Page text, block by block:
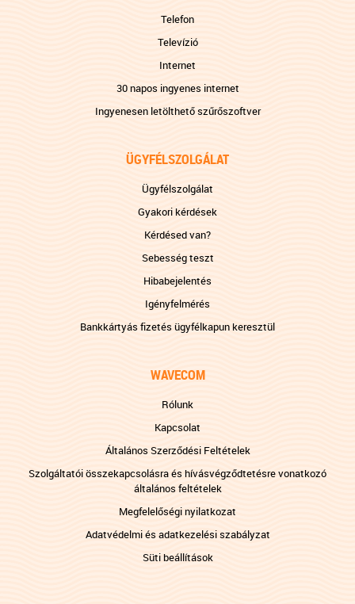
Telefon
Televízió
Internet
30 napos ingyenes internet
Ingyenesen letölthető szűrőszoftver
ÜGYFÉLSZOLGÁLAT
Ügyfélszolgálat
Gyakori kérdések
Kérdésed van?
Sebesség teszt
Hibabejelentés
Igényfelmérés
Bankkártyás fizetés ügyfélkapun keresztül
WAVECOM
Rólunk
Kapcsolat
Általános Szerződési Feltételek
Szolgáltatói összekapcsolásra és hívásvégződtetésre vonatkozó
általános feltételek
Megfelelőségi nyilatkozat
Adatvédelmi és adatkezelési szabályzat
Süti beállítások